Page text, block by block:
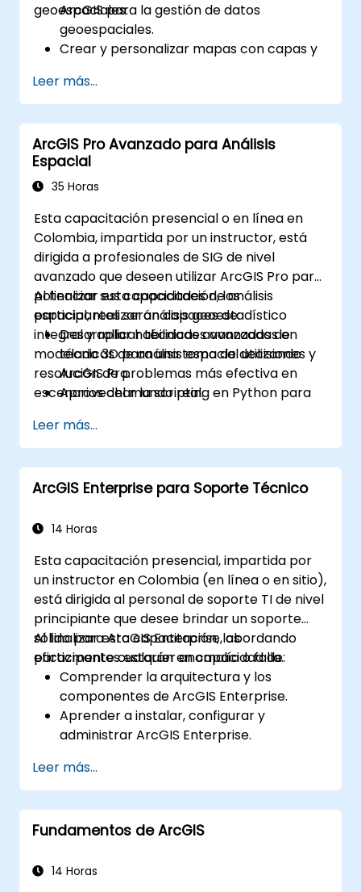
geoespaciales.
ArcGIS para la gestión de datos
geoespaciales.
Crear y personalizar mapas con capas y
Realizar análisis espacial avanzado y
tareas de geoproscesamiento.
Automatizar flujos de trabajo utilizando
ModelBuilder y Python.
Leer más...
ArcGIS Pro Avanzado para Análisis
Espacial
35 Horas
Esta capacitación presencial o en línea en
Colombia, impartida por un instructor, está
dirigida a profesionales de SIG de nivel
avanzado que deseen utilizar ArcGIS Pro para
potenciar sus capacidades de análisis
espacial, realizar análisis geoestadístico
integral y aplicar técnicas avanzadas de
modelado 3D para una toma de decisiones y
resolución de problemas más efectiva en
escenarios del mundo real.
Al finalizar esta capacitación, los
participantes serán capaces de:
Desarrollar habilidades avanzadas en
técnicas de análisis espacial utilizando
ArcGIS Pro.
Aprovechar la scripting en Python para
complejo de datos.
Aplicar modelado espacial para resolver
problemas en escenarios reales.
Realizar análisis geoestadístico para una
Integrar fuentes de datos externas y
espaciales en 3D.
Leer más...
ArcGIS Enterprise para Soporte Técnico
14 Horas
Esta capacitación presencial, impartida por
un instructor en Colombia (en línea o en sitio),
está dirigida al personal de soporte TI de nivel
principiante que desee brindar un soporte
sólido para ArcGIS Enterprise, abordando
eficazmente cualquier anomalía o falla.
Al finalizar esta capacitación, los
participantes estarán en capacidad de:
Comprender la arquitectura y los
componentes de ArcGIS Enterprise.
Aprender a instalar, configurar y
administrar ArcGIS Enterprise.
resolver problemas comunes.
Desarrollar competencia en el monitoreo
y mantenimiento de entornos de ArcGIS
Enterprise.
recuperación y optimización del
Leer más...
Fundamentos de ArcGIS
14 Horas